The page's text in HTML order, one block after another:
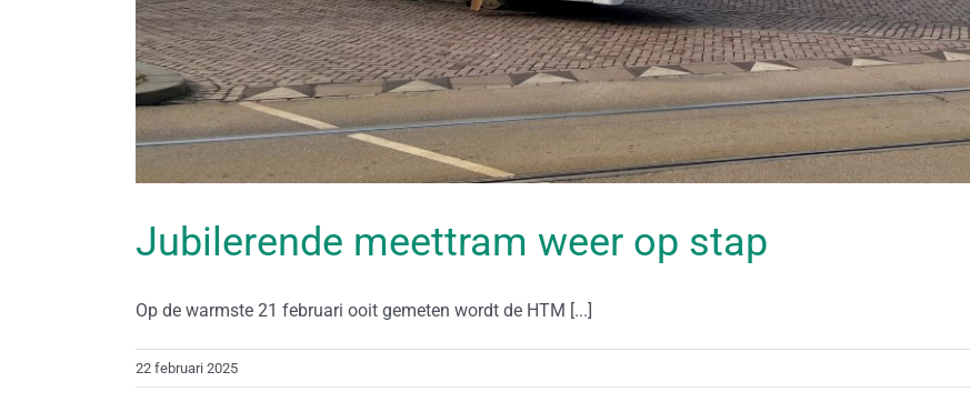
Jubilerende meettram weer op stap
Op de warmste 21 februari ooit gemeten wordt de HTM [...]
22 februari 2025